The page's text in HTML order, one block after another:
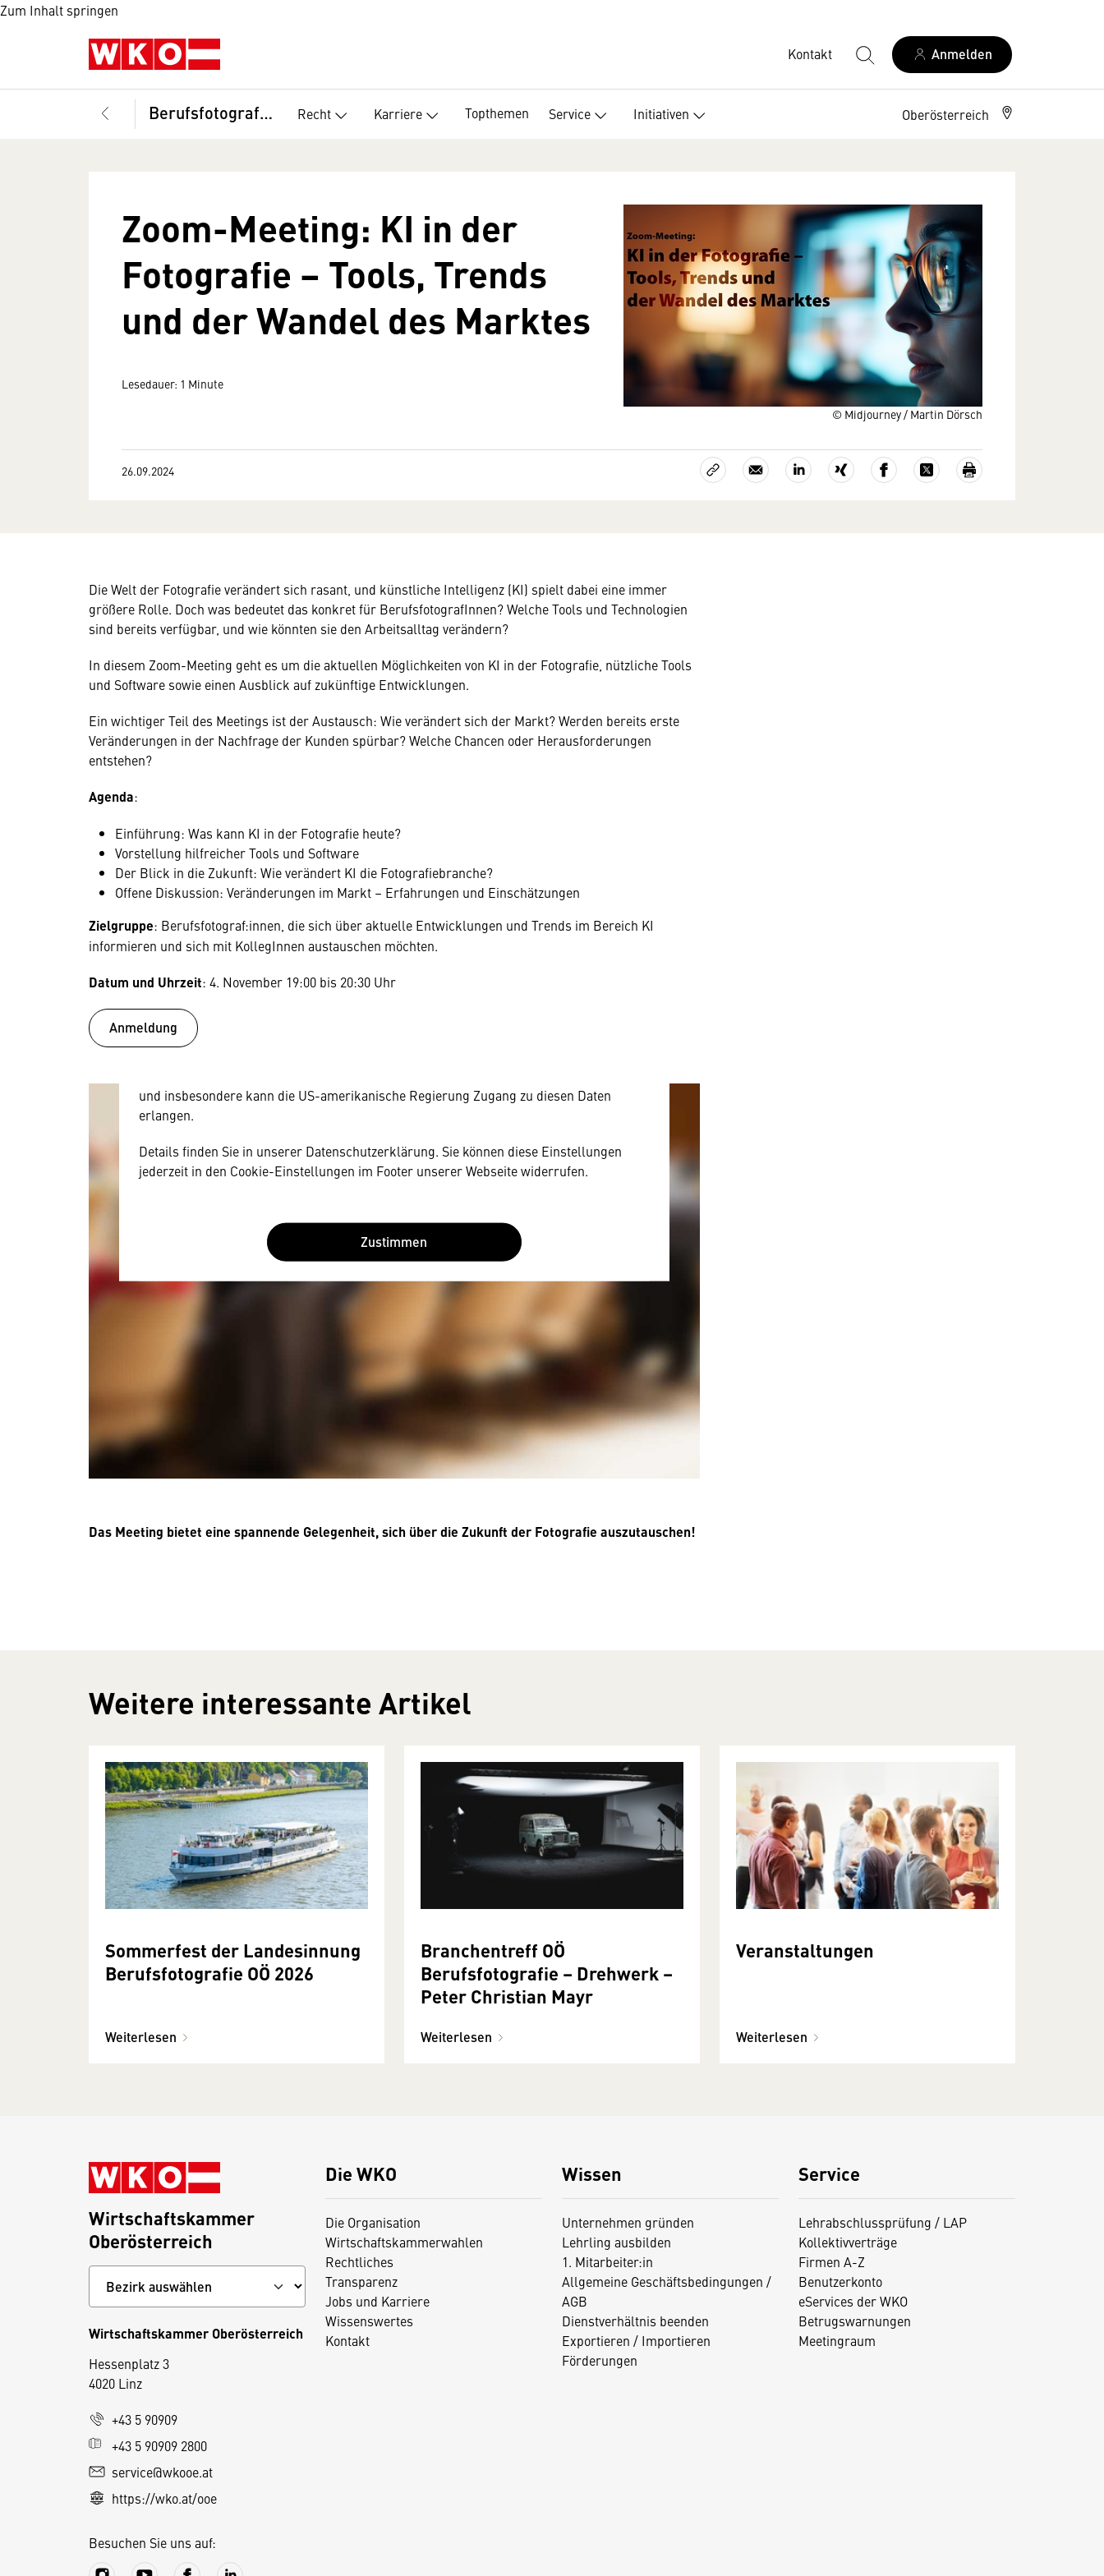
Zum Inhalt springen
Kontakt Anmelden
Berufsfotografie, Landesinnung Recht Karriere Topthemen Service Initiativen Oberösterreich
© Midjourney / Martin Dörsch
Zoom-Meeting: KI in der
Fotografie – Tools, Trends
und der Wandel des Marktes
Lesedauer: 1 Minute
26.09.2024
Die Welt der Fotografie verändert sich rasant, und künstliche Intelligenz (KI) spielt dabei eine immer
größere Rolle. Doch was bedeutet das konkret für BerufsfotografInnen? Welche Tools und Technologien
sind bereits verfügbar, und wie könnten sie den Arbeitsalltag verändern?
In diesem Zoom-Meeting geht es um die aktuellen Möglichkeiten von KI in der Fotografie, nützliche Tools
und Software sowie einen Ausblick auf zukünftige Entwicklungen.
Ein wichtiger Teil des Meetings ist der Austausch: Wie verändert sich der Markt? Werden bereits erste
Veränderungen in der Nachfrage der Kunden spürbar? Welche Chancen oder Herausforderungen
entstehen?
Agenda:
Einführung: Was kann KI in der Fotografie heute?
Vorstellung hilfreicher Tools und Software
Der Blick in die Zukunft: Wie verändert KI die Fotografiebranche?
Offene Diskussion: Veränderungen im Markt – Erfahrungen und Einschätzungen
Zielgruppe: Berufsfotograf:innen, die sich über aktuelle Entwicklungen und Trends im Bereich KI
informieren und sich mit KollegInnen austauschen möchten.
Datum und Uhrzeit: 4. November 19:00 bis 20:30 Uhr
Anmeldung
Wir benötigen Ihre Zustimmung
Hier würden wir Ihnen gerne einen externen Inhalt anzeigen. Dafür benötigen wir
allerdings Ihre Zustimmung, da Ihr Browser personenbezogene technische Daten zu
und insbesondere kann die US-amerikanische Regierung Zugang zu diesen Daten
erlangen.
Details finden Sie in unserer Datenschutzerklärung. Sie können diese Einstellungen
jederzeit in den Cookie-Einstellungen im Footer unserer Webseite widerrufen.
Zustimmen
Das Meeting bietet eine spannende Gelegenheit, sich über die Zukunft der Fotografie auszutauschen!
Weitere interessante Artikel
Sommerfest der Landesinnung
Berufsfotografie OÖ 2026
Weiterlesen
Branchentreff OÖ
Berufsfotografie – Drehwerk –
Peter Christian Mayr
Weiterlesen
Veranstaltungen
Weiterlesen
Die WKO
Die Organisation
Wirtschaftskammerwahlen
Rechtliches
Transparenz
Jobs und Karriere
Wissenswertes
Kontakt
Wissen
Unternehmen gründen
Lehrling ausbilden
1. Mitarbeiter:in
Allgemeine Geschäftsbedingungen /
AGB
Dienstverhältnis beenden
Exportieren / Importieren
Förderungen
Service
Lehrabschlussprüfung / LAP
Kollektivverträge
Firmen A-Z
Benutzerkonto
eServices der WKO
Betrugswarnungen
Meetingraum
Wirtschaftskammer
Oberösterreich
Wirtschaftskammer Oberösterreich
Hessenplatz 3
4020 Linz
+43 5 90909
+43 5 90909 2800
service@wkooe.at
https://wko.at/ooe
Besuchen Sie uns auf: